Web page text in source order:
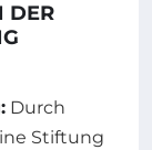
DER
Durch
Stiftung